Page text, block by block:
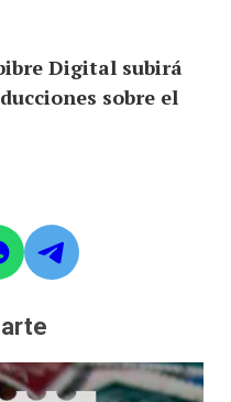
Digital subirá
sobre el